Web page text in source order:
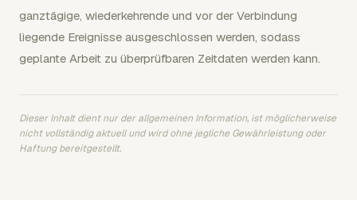
ganztägige, wiederkehrende und vor der Verbindung
liegende Ereignisse ausgeschlossen werden, sodass
geplante Arbeit zu überprüfbaren Zeitdaten werden kann.
Dieser Inhalt dient nur der allgemeinen Information, ist möglicherweise
nicht vollständig aktuell und wird ohne jegliche Gewährleistung oder
Haftung bereitgestellt.